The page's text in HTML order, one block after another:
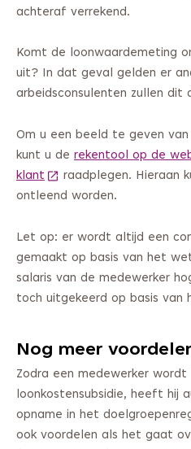
achteraf verrekend.
Komt de loonwaardemeting
uit? In dat geval gelden er
arbeidsconsulenten zullen dit
Om u een beeld te geven
kunt u de rekentool op de
klant (Deze link gaat naar
raadplegen. Hieraan
ontleend worden.
Let op: er wordt altijd een
gemaakt op basis van het
salaris van de medewerker
toch uitgekeerd op basis van
Nog meer
Zodra een medewerker
loonkostensubsidie, heeft hij
opname in het
ook voordelen als het gaat